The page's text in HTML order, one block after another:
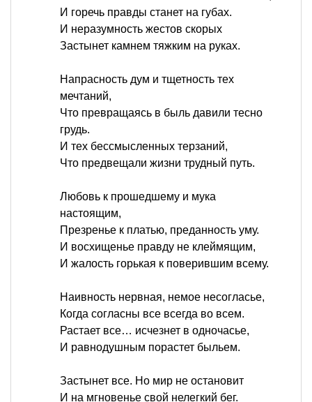
И горечь правды станет на губах.
И неразумность жестов скорых
Застынет камнем тяжким на руках.
Напрасность дум и тщетность тех
мечтаний,
Что превращаясь в быль давили тесно
грудь.
И тех бессмысленных терзаний,
Что предвещали жизни трудный путь.
Любовь к прошедшему и мука
настоящим,
Презренье к платью, преданность уму.
И восхищенье правду не клеймящим,
И жалость горькая к поверившим всему.
Наивность нервная, немое несогласье,
Когда согласны все всегда во всем.
Растает все… исчезнет в одночасье,
И равнодушным порастет быльем.
Застынет все. Но мир не остановит
И на мгновенье свой нелегкий бег.